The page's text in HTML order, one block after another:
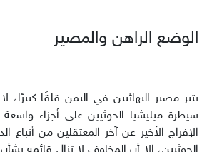
الوضع الراهن والمصير
يثير مصير البهائيين في اليمن قلقًا
سيطرة ميليشيا الحوثيين على أجزاء
الإفراج الأخير عن آخر المعتقلين من أتباع